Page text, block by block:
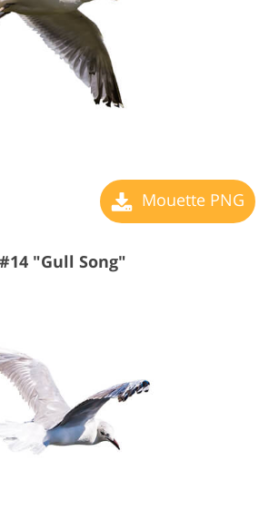
Mouette PNG
"Gull Song"